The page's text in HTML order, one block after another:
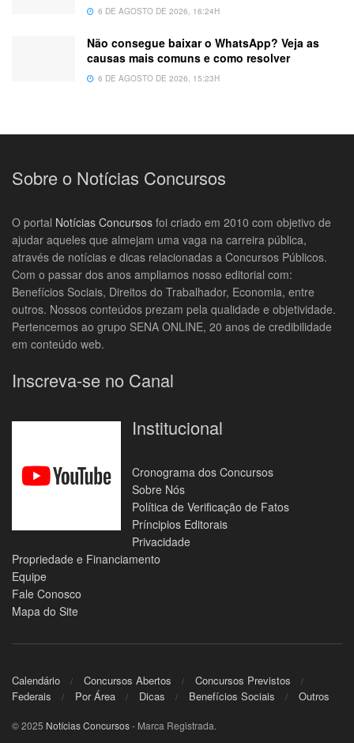
6 DE AGOSTO DE 2026, 16:24H
Não consegue baixar o WhatsApp? Veja as
causas mais comuns e como resolver
6 DE AGOSTO DE 2026, 15:23H
Sobre o Notícias Concursos
O portal Notícias Concursos foi criado em 2010 com objetivo de
ajudar aqueles que almejam uma vaga na carreira pública,
através de notícias e dicas relacionadas a Concursos Públicos.
Com o passar dos anos ampliamos nosso editorial com:
Benefícios Sociais, Direitos do Trabalhador, Economia, entre
outros. Nossos conteúdos prezam pela qualidade e objetividade.
Pertencemos ao grupo SENA ONLINE, 20 anos de credibilidade
em conteúdo web.
Inscreva-se no Canal
Institucional
Cronograma dos Concursos
Sobre Nós
Política de Verificação de Fatos
Príncipios Editorais
Privacidade
Propriedade e Financiamento
Equipe
Fale Conosco
Mapa do Site
Calendário Concursos Abertos
Concursos Previstos
Federais
Por Área Dicas Benefícios Sociais Outros
© 2025 Notícias Concursos- Marca Registrada.